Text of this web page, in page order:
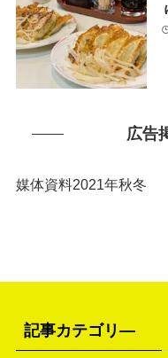
広告
媒体資料2021年秋冬
記事カテゴリ―